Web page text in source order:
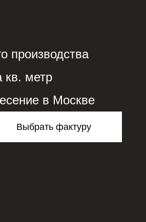
производства
кв. метр
в Москве
Выбрать фактуру